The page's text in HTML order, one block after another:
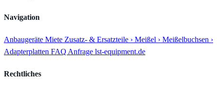
Navigation
Anbaugeräte Miete Zusatz- & Ersatzteile › Meißel › Meißelbuchsen ›
Adapterplatten FAQ Anfrage lst-equipment.de
Rechtliches